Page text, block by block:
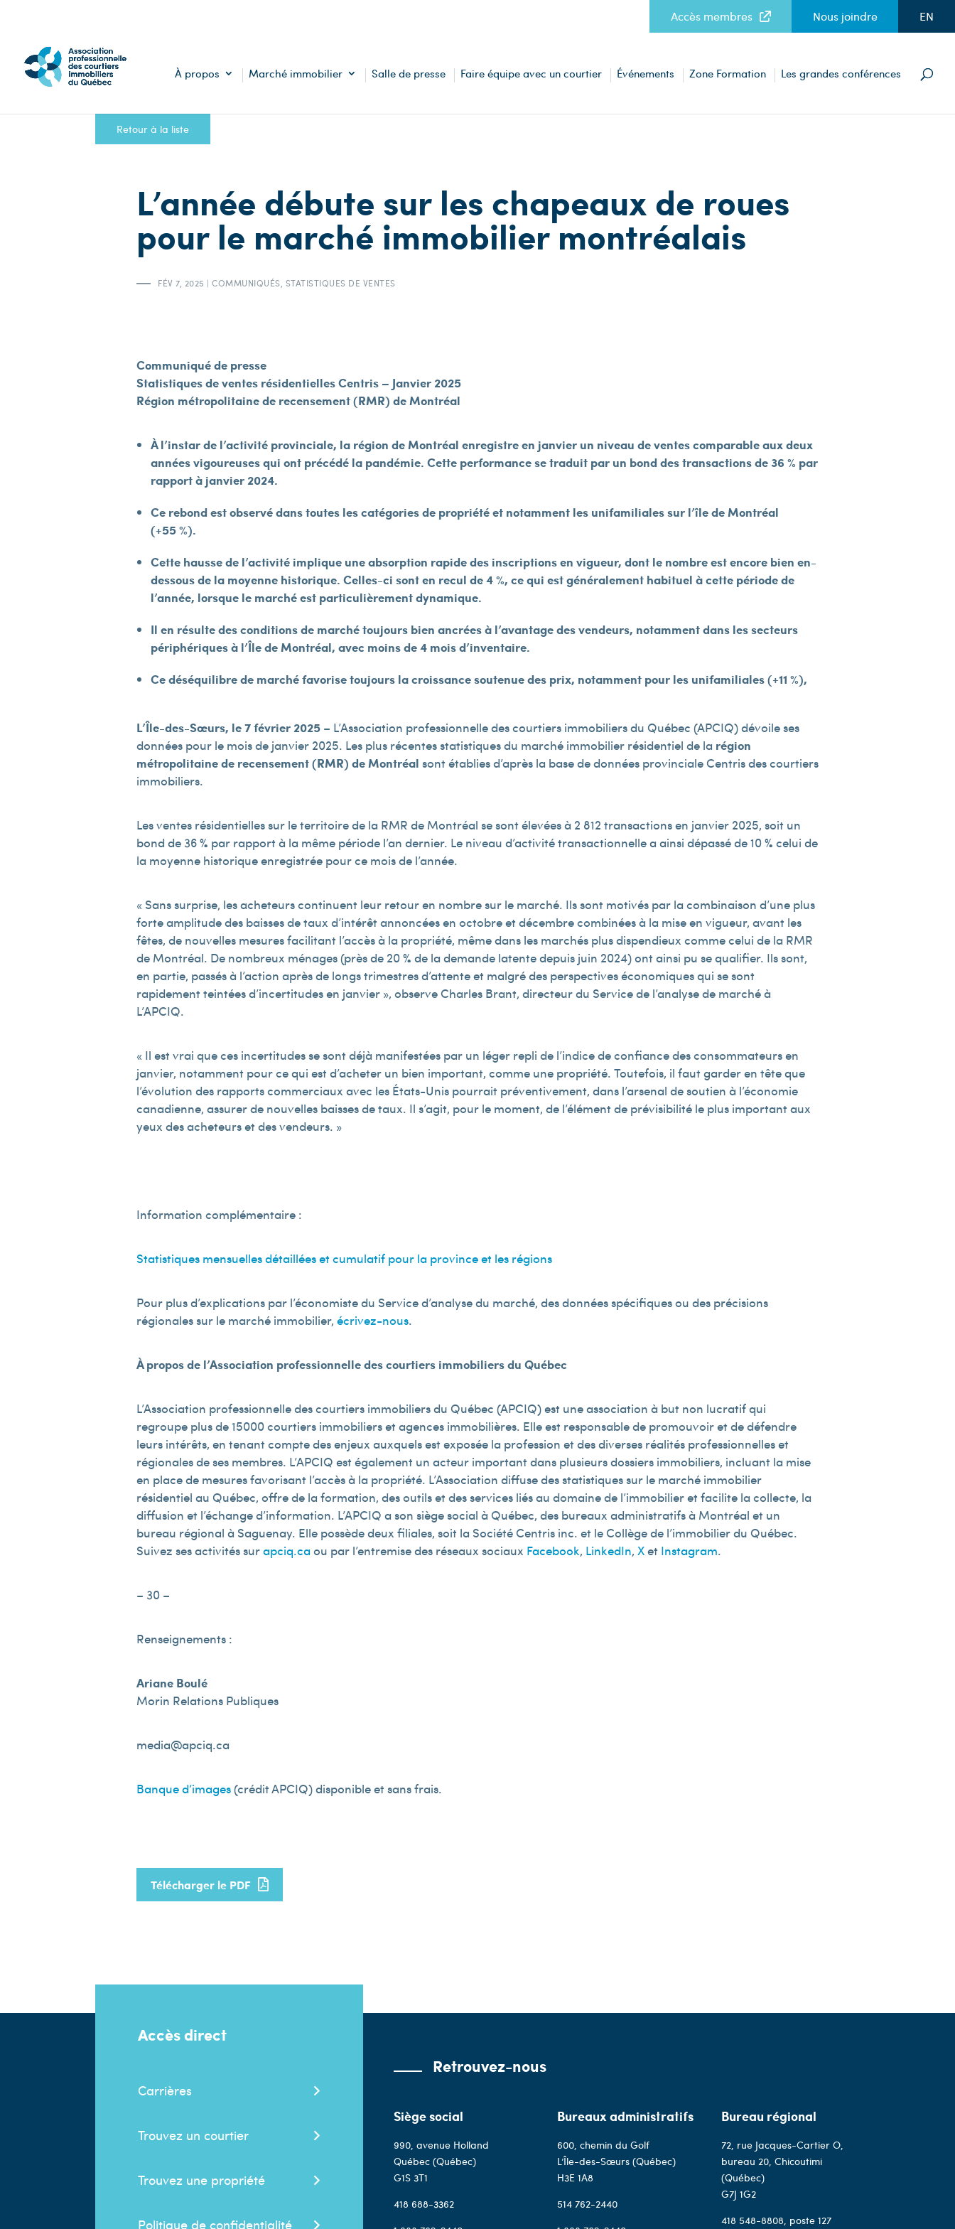
Accès membres Nous joindre EN
À propos Marché immobilier Salle de presse Faire équipe avec un courtier Événements Zone Formation Les grandes conférences
Retour à la liste
L’année débute sur les chapeaux de roues
pour le marché immobilier montréalais
FÉV 7, 2025 | COMMUNIQUÉS STATISTIQUES DE VENTES
Communiqué de presse
Statistiques de ventes résidentielles Centris – Janvier 2025
Région métropolitaine de recensement (RMR) de Montréal
À l’instar de l’activité provinciale, la région de Montréal enregistre en janvier un niveau de ventes comparable aux deux
années vigoureuses qui ont précédé la pandémie. Cette performance se traduit par un bond des transactions de 36 % par
rapport à janvier 2024.
Ce rebond est observé dans toutes les catégories de propriété et notamment les unifamiliales sur l’île de Montréal
(+55 %).
Cette hausse de l’activité implique une absorption rapide des inscriptions en vigueur, dont le nombre est encore bien en-
dessous de la moyenne historique. Celles-ci sont en recul de 4 %, ce qui est généralement habituel à cette période de
l’année, lorsque le marché est particulièrement dynamique.
Il en résulte des conditions de marché toujours bien ancrées à l’avantage des vendeurs, notamment dans les secteurs
périphériques à l’Île de Montréal, avec moins de 4 mois d’inventaire.
Ce déséquilibre de marché favorise toujours la croissance soutenue des prix, notamment pour les unifamiliales (+11 %),
L’Île-des-Sœurs, le 7 février 2025 – L’Association professionnelle des courtiers immobiliers du Québec (APCIQ) dévoile ses
données pour le mois de janvier 2025. Les plus récentes statistiques du marché immobilier résidentiel de la région
métropolitaine de recensement (RMR) de Montréal sont établies d’après la base de données provinciale Centris des courtiers
immobiliers.
Les ventes résidentielles sur le territoire de la RMR de Montréal se sont élevées à 2 812 transactions en janvier 2025, soit un
bond de 36 % par rapport à la même période l’an dernier. Le niveau d’activité transactionnelle a ainsi dépassé de 10 % celui de
la moyenne historique enregistrée pour ce mois de l’année.
« Sans surprise, les acheteurs continuent leur retour en nombre sur le marché. Ils sont motivés par la combinaison d’une plus
forte amplitude des baisses de taux d’intérêt annoncées en octobre et décembre combinées à la mise en vigueur, avant les
fêtes, de nouvelles mesures facilitant l’accès à la propriété, même dans les marchés plus dispendieux comme celui de la RMR
de Montréal. De nombreux ménages (près de 20 % de la demande latente depuis juin 2024) ont ainsi pu se qualifier. Ils sont,
en partie, passés à l’action après de longs trimestres d’attente et malgré des perspectives économiques qui se sont
rapidement teintées d’incertitudes en janvier », observe Charles Brant, directeur du Service de l’analyse de marché à
L’APCIQ.
« Il est vrai que ces incertitudes se sont déjà manifestées par un léger repli de l’indice de confiance des consommateurs en
janvier, notamment pour ce qui est d’acheter un bien important, comme une propriété. Toutefois, il faut garder en tête que
l’évolution des rapports commerciaux avec les États-Unis pourrait préventivement, dans l’arsenal de soutien à l’économie
canadienne, assurer de nouvelles baisses de taux. Il s’agit, pour le moment, de l’élément de prévisibilité le plus important aux
yeux des acheteurs et des vendeurs. »
Information complémentaire :
Statistiques mensuelles détaillées et cumulatif pour la province et les régions
Pour plus d’explications par l’économiste du Service d’analyse du marché, des données spécifiques ou des précisions
régionales sur le marché immobilier, écrivez-nous.
À propos de l’Association professionnelle des courtiers immobiliers du Québec
L’Association professionnelle des courtiers immobiliers du Québec (APCIQ) est une association à but non lucratif qui
regroupe plus de 15 000 courtiers immobiliers et agences immobilières. Elle est responsable de promouvoir et de défendre
leurs intérêts, en tenant compte des enjeux auxquels est exposée la profession et des diverses réalités professionnelles et
régionales de ses membres. L’APCIQ est également un acteur important dans plusieurs dossiers immobiliers, incluant la mise
en place de mesures favorisant l’accès à la propriété. L’Association diffuse des statistiques sur le marché immobilier
résidentiel au Québec, offre de la formation, des outils et des services liés au domaine de l’immobilier et facilite la collecte, la
diffusion et l’échange d’information. L’APCIQ a son siège social à Québec, des bureaux administratifs à Montréal et un
bureau régional à Saguenay. Elle possède deux filiales, soit la Société Centris inc. et le Collège de l’immobilier du Québec.
Suivez ses activités surapciq.caou par l’entremise des réseaux sociaux Facebook, LinkedIn, Xet Instagram.
– 30 –
Renseignements :
Ariane Boulé
Morin Relations Publiques
media@apciq.ca
Banque d’images(crédit APCIQ) disponible et sans frais.
Télécharger le PDF
Accès direct
Carrières
Trouvez un courtier
Trouvez une propriété
Politique de confidentialité
Retrouvez-nous
Siège social
990, avenue Holland
Québec (Québec)
G1S 3T1
418 688-3362
Bureaux administratifs
600, chemin du Golf
L’Île-des-Sœurs (Québec)
H3E 1A8
514 762-2440
Bureau régional
72, rue Jacques-Cartier O,
bureau 20, Chicoutimi
(Québec)
G7J 1G2
418 548-8808, poste 127